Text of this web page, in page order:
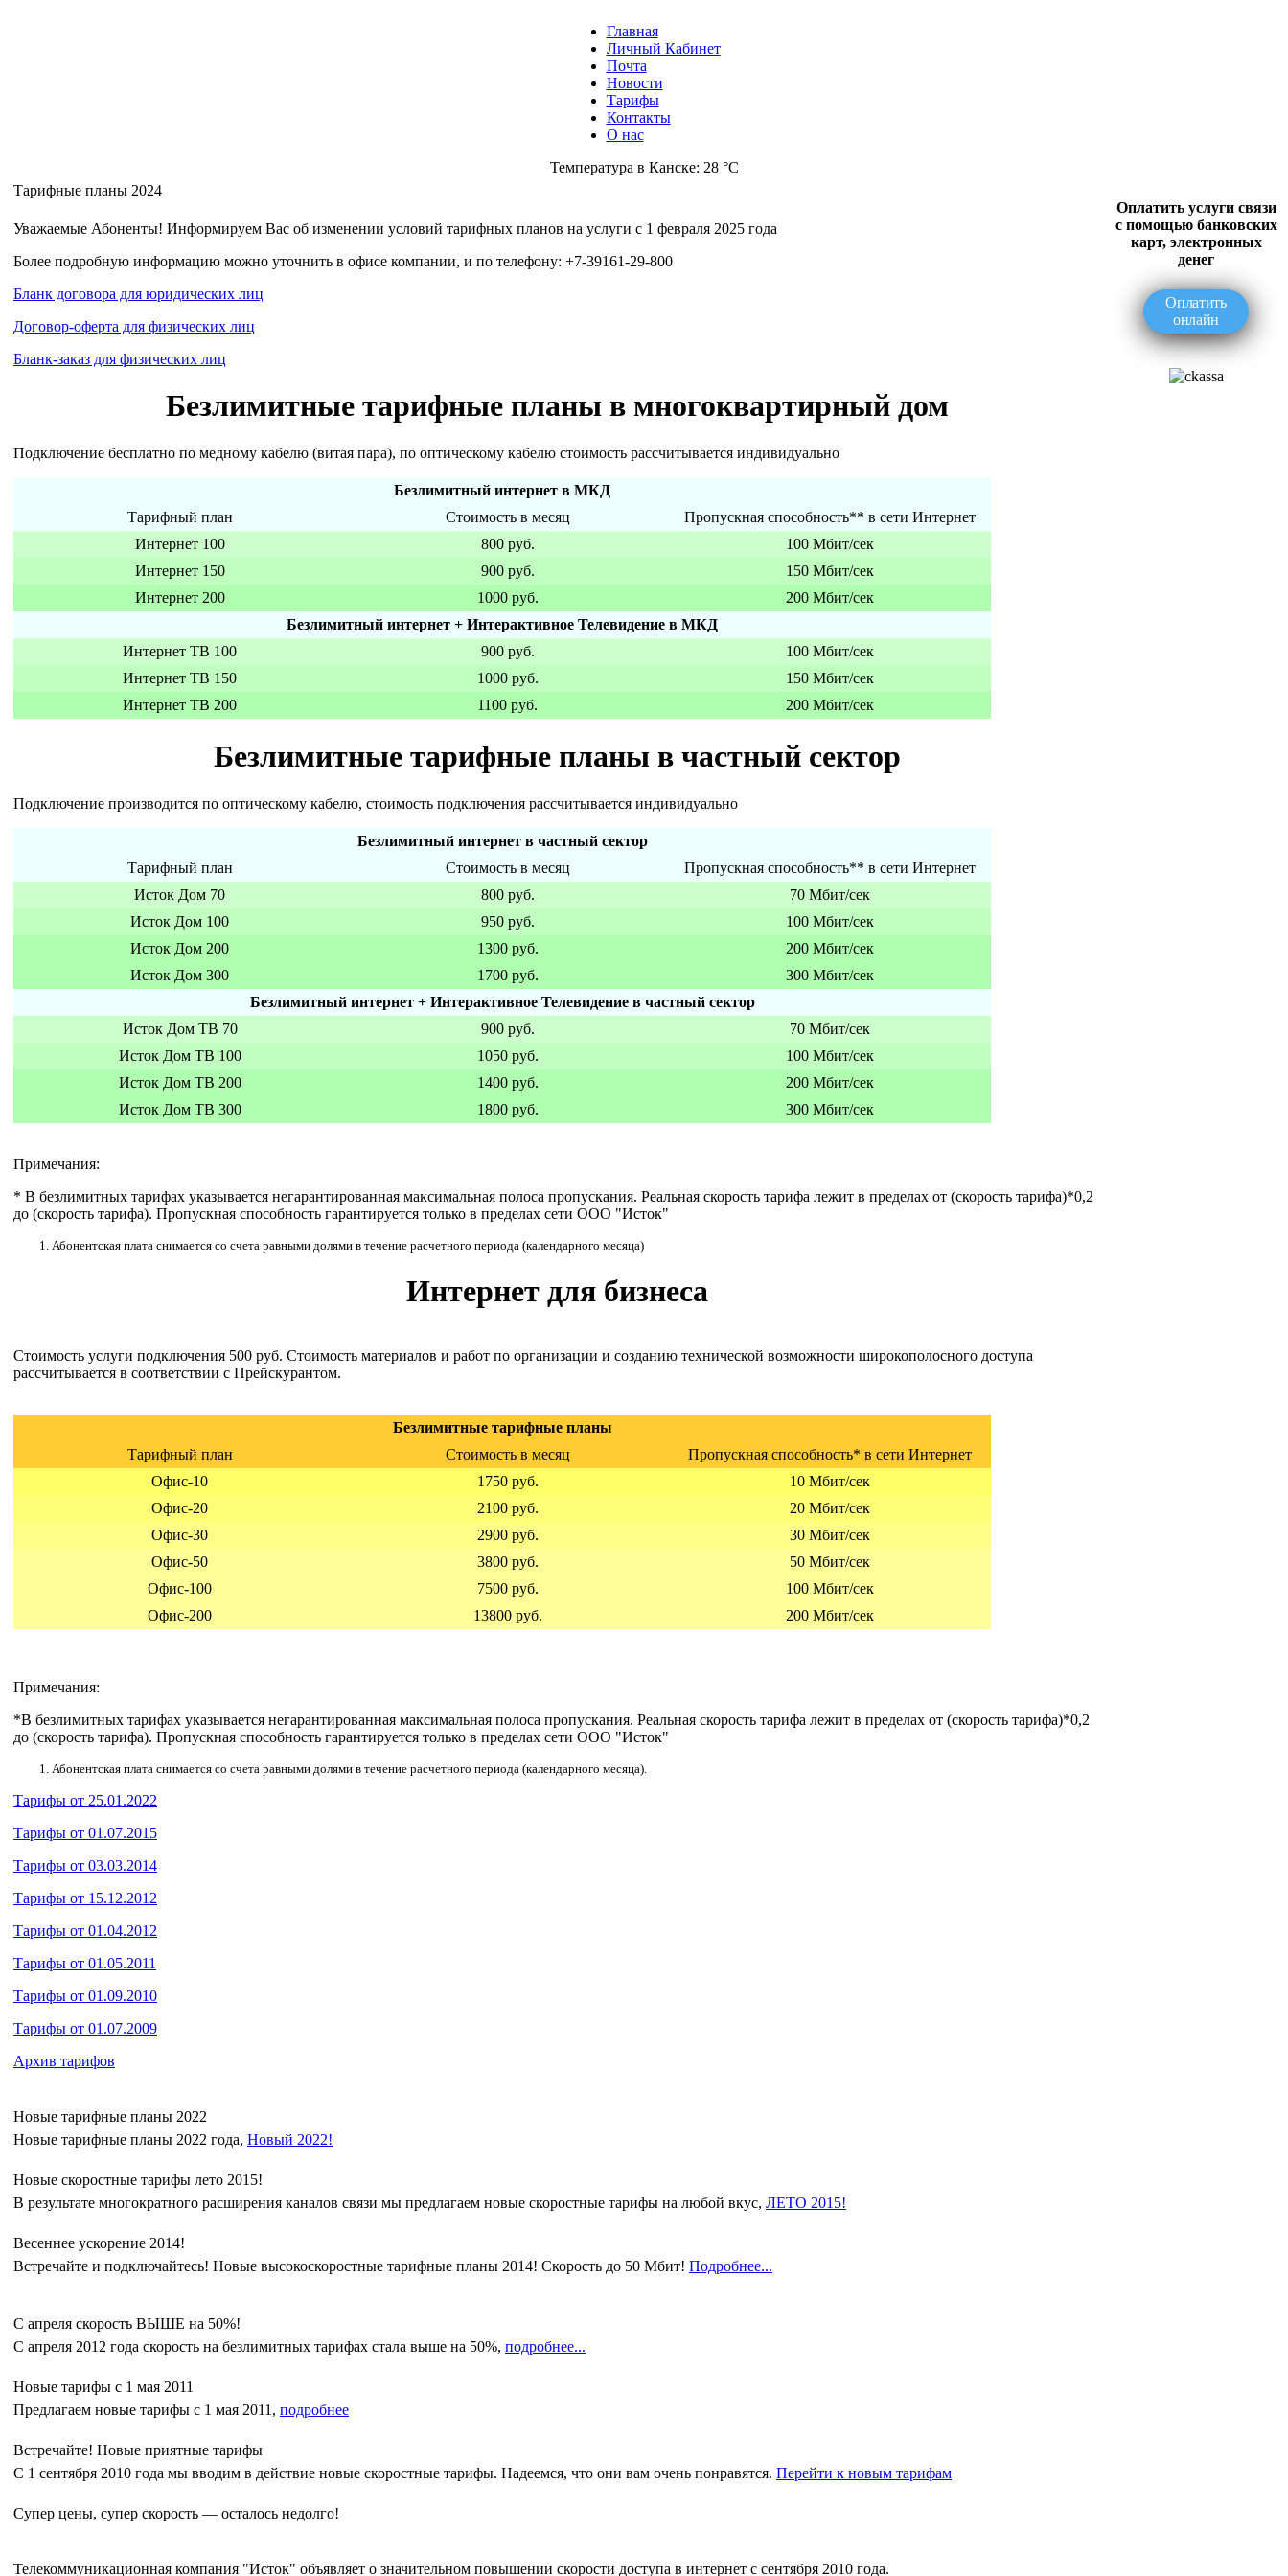
Главная
Личный Кабинет
Почта
Новости
Тарифы
Контакты
О нас
Температура в Канске: 28 °C
Тарифные планы 2024
Уважаемые Абоненты! Информируем Вас об изменении условий тарифных планов на услуги с 1 февраля 2025 года
Более подробную информацию можно уточнить в офисе компании, и по телефону: +7-39161-29-800
Бланк договора для юридических лиц
Договор-оферта для физических лиц
Бланк-заказ для физических лиц
Безлимитные тарифные планы в многоквартирный дом
Подключение бесплатно по медному кабелю (витая пара), по оптическому кабелю стоимость рассчитывается индивидуально
Безлимитный интернет в МКД
Тарифный план
Стоимость в месяц
Пропускная способность** в сети Интернет
Интернет 100
800 руб.
100 Мбит/сек
Интернет 150
900 руб.
150 Мбит/сек
Интернет 200
1000 руб.
200 Мбит/сек
Безлимитный интернет + Интерактивное Телевидение в МКД
Интернет ТВ 100
900 руб.
100 Мбит/сек
Интернет ТВ 150
1000 руб.
150 Мбит/сек
Интернет ТВ 200
1100 руб. 200 Мбит/сек
Безлимитные тарифные планы в частный сектор
Подключение производится по оптическому кабелю, стоимость подключения рассчитывается индивидуально
Безлимитный интернет в частный сектор
Тарифный план
Стоимость в месяц
Пропускная способность** в сети Интернет
Исток Дом 70
800 руб.
70 Мбит/сек
Исток Дом 100
950 руб.
100 Мбит/сек
Исток Дом 200
1300 руб.
200 Мбит/сек
Исток Дом 300
1700 руб.
300 Мбит/сек
Безлимитный интернет + Интерактивное Телевидение в частный сектор
Исток Дом ТВ 70
900 руб.
70 Мбит/сек
Исток Дом ТВ 100
1050 руб.
100 Мбит/сек
Исток Дом ТВ 200
1400 руб.
200 Мбит/сек
Исток Дом ТВ 300
1800 руб. 300 Мбит/сек
Примечания:
* В безлимитных тарифах указывается негарантированная максимальная полоса пропускания. Реальная скорость тарифа лежит в пределах от (скорость тарифа)*0,2
до (скорость тарифа). Пропускная способность гарантируется только в пределах сети ООО "Исток"
Абонентская плата снимается со счета равными долями в течение расчетного периода (календарного месяца)
Интернет для бизнеса
Стоимость услуги подключения 500 руб. Стоимость материалов и работ по организации и созданию технической возможности широкополосного доступа
рассчитывается в соответствии с Прейскурантом.
Безлимитные тарифные планы
Тарифный план
Стоимость в месяц
Пропускная способность* в сети Интернет
Офис-10
1750 руб.
10 Мбит/сек
Офис-20
2100 руб.
20 Мбит/сек
Офис-30
2900 руб.
30 Мбит/сек
Офис-50
3800 руб.
50 Мбит/сек
Офис-100
7500 руб.
100 Мбит/сек
Офис-200
13800 руб. 200 Мбит/сек
Примечания:
*В безлимитных тарифах указывается негарантированная максимальная полоса пропускания. Реальная скорость тарифа лежит в пределах от (скорость тарифа)*0,2
до (скорость тарифа). Пропускная способность гарантируется только в пределах сети ООО "Исток"
Абонентская плата снимается со счета равными долями в течение расчетного периода (календарного месяца).
Тарифы от 25.01.2022
Тарифы от 01.07.2015
Тарифы от 03.03.2014
Тарифы от 15.12.2012
Тарифы от 01.04.2012
Тарифы от 01.05.2011
Тарифы от 01.09.2010
Тарифы от 01.07.2009
Архив тарифов
Новые тарифные планы 2022
Новые тарифные планы 2022 года, Новый 2022!
Новые скоростные тарифы лето 2015!
В результате многократного расширения каналов связи мы предлагаем новые скоростные тарифы на любой вкус, ЛЕТО 2015!
Весеннее ускорение 2014!
Встречайте и подключайтесь! Новые высокоскоростные тарифные планы 2014! Скорость до 50 Мбит! Подробнее...
С апреля скорость ВЫШЕ на 50%!
С апреля 2012 года скорость на безлимитных тарифах стала выше на 50%, подробнее...
Новые тарифы с 1 мая 2011
Предлагаем новые тарифы с 1 мая 2011, подробнее
Встречайте! Новые приятные тарифы
С 1 сентября 2010 года мы вводим в действие новые скоростные тарифы. Надеемся, что они вам очень понравятся. Перейти к новым тарифам
Супер цены, супер скорость — осталось недолго!
Телекоммуникационная компания "Исток" объявляет о значительном повышении скорости доступа в интернет с сентября 2010 года.
Оплатить услуги связи
с помощью банковских
карт, электронных
денег
Оплатить
онлайн